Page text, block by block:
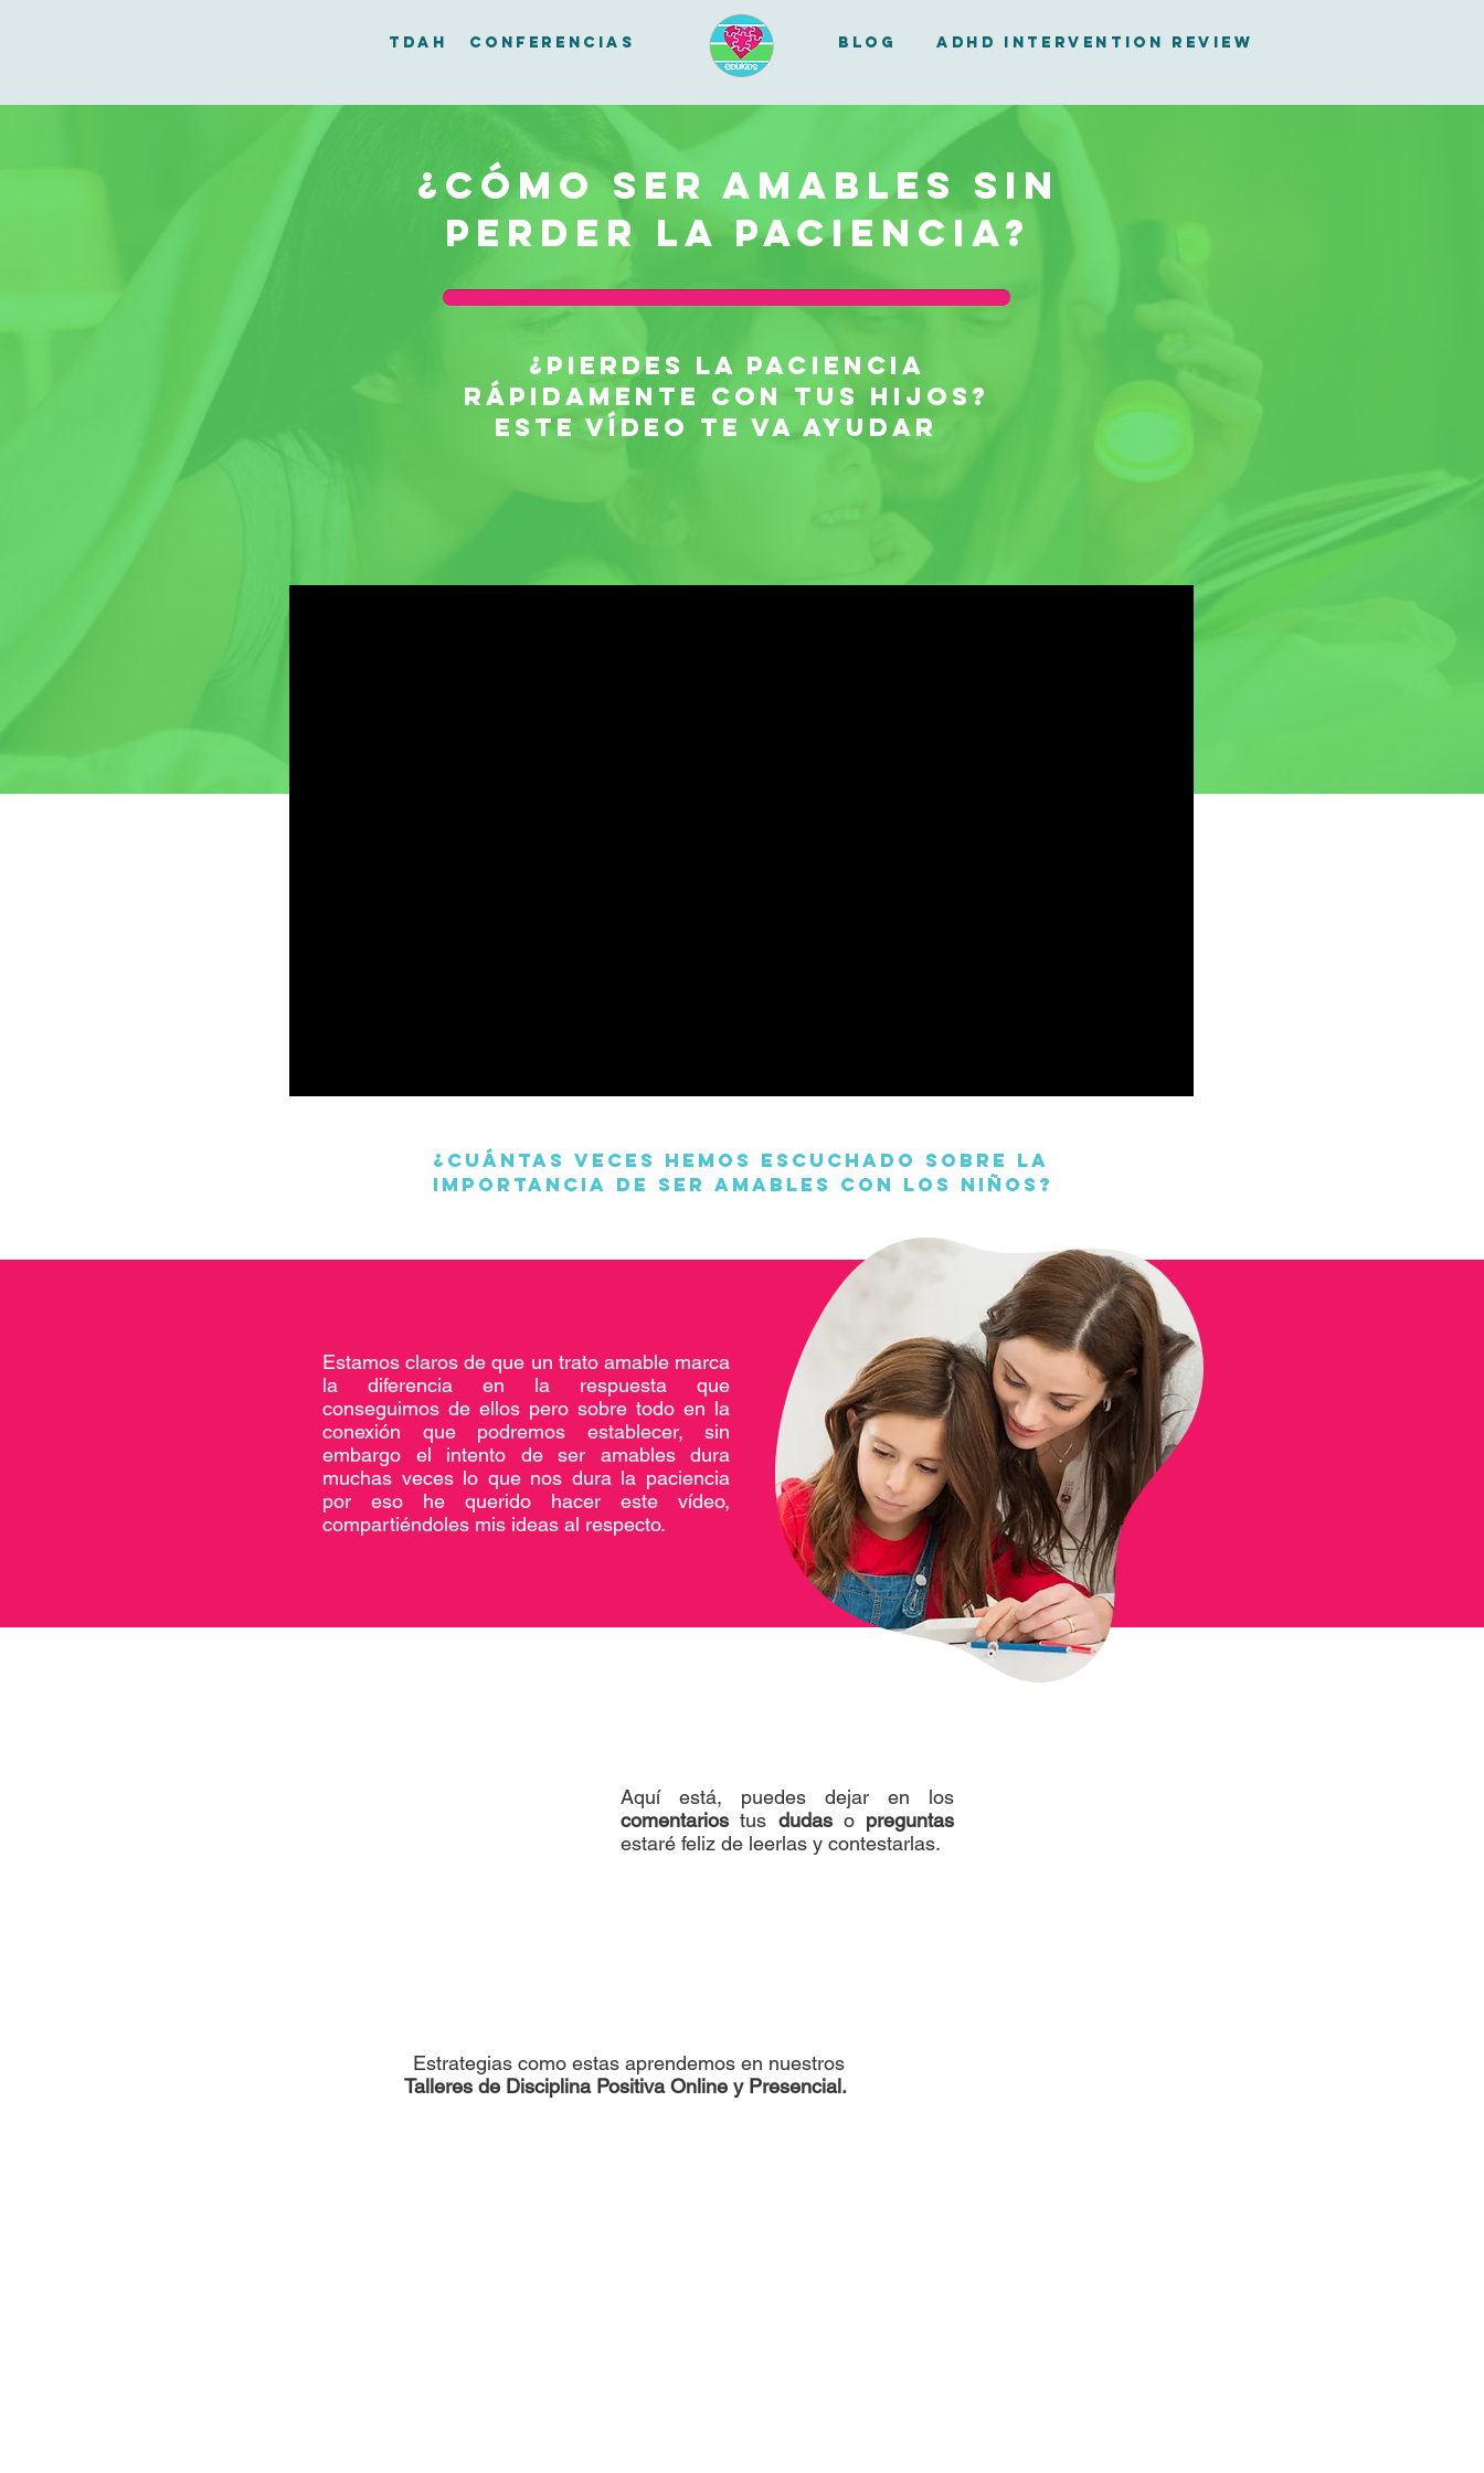
TDAH Conferencias BLOG ADHD Intervention Review
¿cómo ser amables sin
perder la paciencia?
¿Pierdes la paciencia
rápidamente con tus hijos?
Este vídeo te va ayudar
¿Cuántas veces hemos escuchado sobre la
importancia de ser amables con los niños?
Estamos claros de que un trato amable marca
la diferencia en la respuesta que
conseguimos de ellos pero sobre todo en la
conexión que podremos establecer, sin
embargo el intento de ser amables dura
muchas veces lo que nos dura la paciencia
por eso he querido hacer este vídeo,
compartiéndoles mis ideas al respecto.
Aquí está, puedes dejar en los
comentariostus dudaso preguntas
estaré feliz de leerlas y contestarlas.
Estrategias como estas aprendemos en nuestros
Talleres de Disciplina Positiva Online y Presencial.